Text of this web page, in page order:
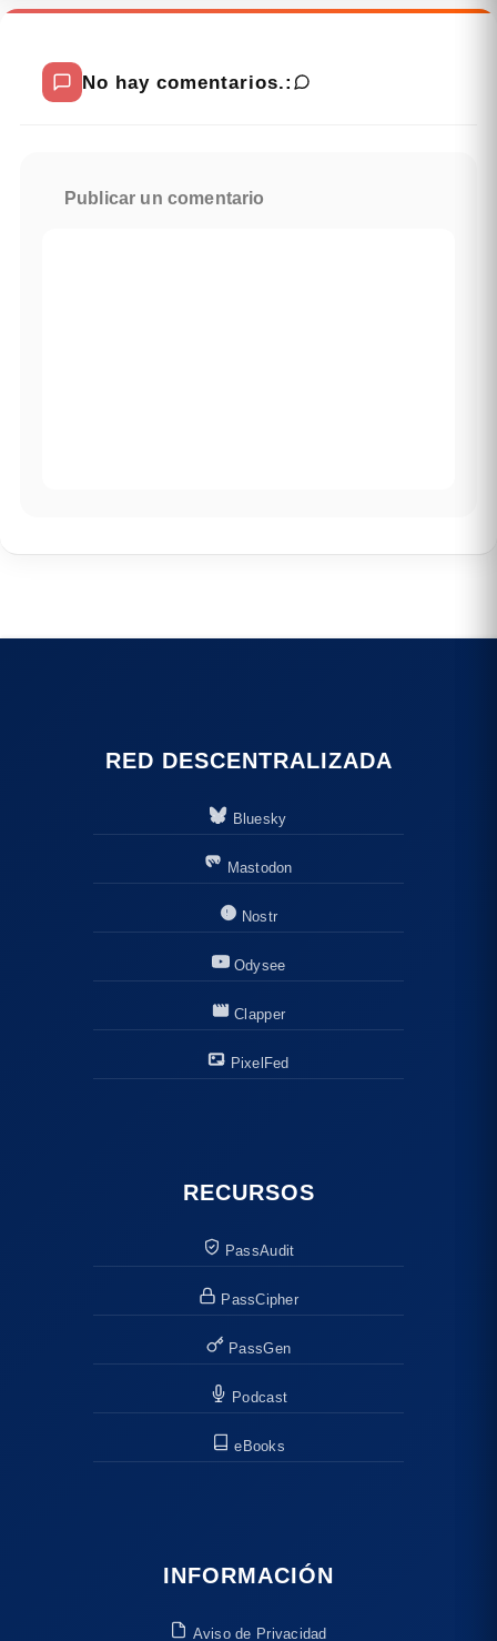
No hay comentarios.:
Publicar un comentario
RED DESCENTRALIZADA
Bluesky
Mastodon
Nostr
Odysee
Clapper
PixelFed
RECURSOS
PassAudit
PassCipher
PassGen
Podcast
eBooks
INFORMACIÓN
Aviso de Privacidad